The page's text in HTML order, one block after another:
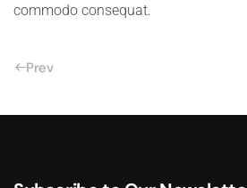
commodo consequat.
Prev